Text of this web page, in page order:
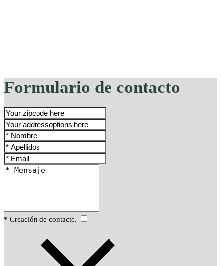
Formulario de contacto
* Creación de contacto.